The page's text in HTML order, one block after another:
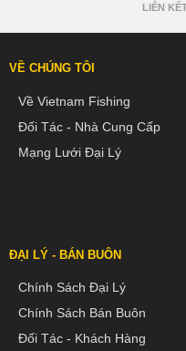
LIÊN
VỀ CHÚNG TÔI
Về Vietnam Fishing
Đối Tác - Nhà Cung Cấp
Mạng Lưới Đại Lý
ĐẠI LÝ - BÁN BUÔN
Chính Sách Đại Lý
Chính Sách Bán Buôn
Đối Tác - Khách Hàng